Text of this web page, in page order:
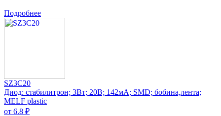
Подробнее
SZ3C20
Диод: стабилитрон; 3Вт; 20В; 142мА; SMD; бобина,лента;
MELF plastic
от 6.8 ₽